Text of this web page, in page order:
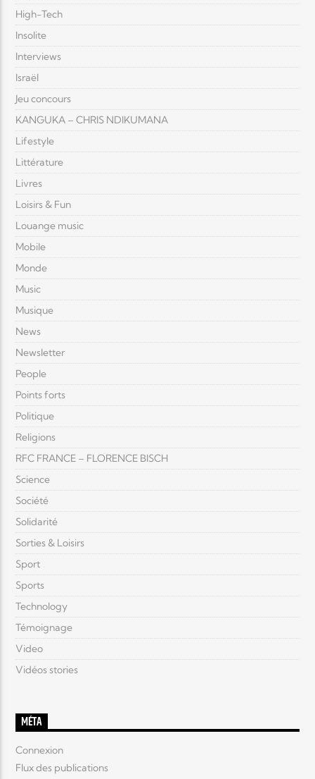
High-Tech
Insolite
Interviews
Israël
Jeu concours
KANGUKA – CHRIS NDIKUMANA
Lifestyle
Littérature
Livres
Loisirs & Fun
Louange music
Mobile
Monde
Music
Musique
News
Newsletter
People
Points forts
Politique
Religions
RFC FRANCE – FLORENCE BISCH
Science
Société
Solidarité
Sorties & Loisirs
Sport
Sports
Technology
Témoignage
Video
Vidéos stories
MÉTA
Connexion
Flux des publications